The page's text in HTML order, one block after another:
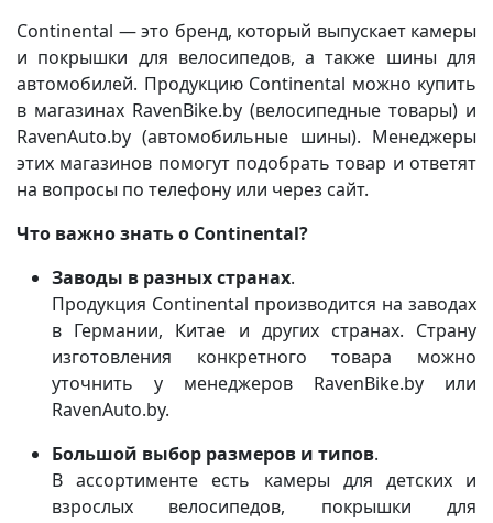
Continental — это бренд, который выпускает камеры
и покрышки для велосипедов, а также шины для
автомобилей. Продукцию Continental можно купить
в магазинах RavenBike.by (велосипедные товары) и
RavenAuto.by (автомобильные шины). Менеджеры
этих магазинов помогут подобрать товар и ответят
на вопросы по телефону или через сайт.
Что важно знать о Continental?
Заводы в разных странах.
Продукция Continental производится на заводах
в Германии, Китае и других странах. Страну
изготовления конкретного товара можно
уточнить у менеджеров RavenBike.by или
RavenAuto.by.
Большой выбор размеров и типов.
В ассортименте есть камеры для детских и
взрослых велосипедов, покрышки для